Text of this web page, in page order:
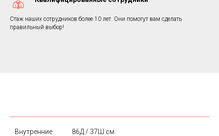
Стаж наших сотрудников более 10 лет. Они помогут вам сделать
правильный выбор!
Внутренние
86Д / 37Ш см